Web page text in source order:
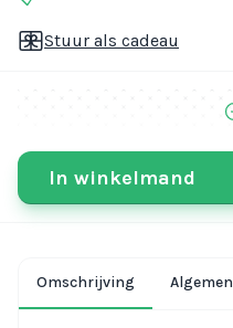
Stuur als cadeau
In winkelmand
Omschrijving